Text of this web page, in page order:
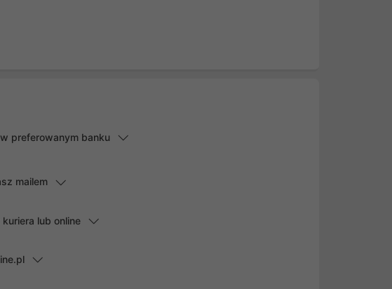
preferowanym banku
mailem
lub online